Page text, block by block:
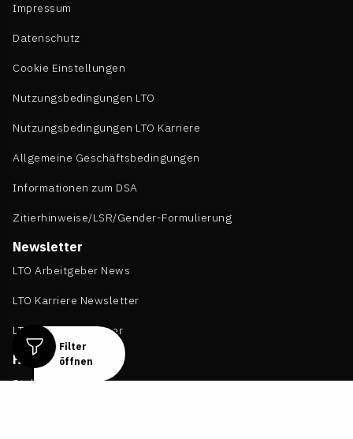
Filter
öffnen
Impressum
Datenschutz
Cookie Einstellungen
Nutzungsbedingungen LTO
Nutzungsbedingungen LTO Karriere
Allgemeine Geschäftsbedingungen
Informationen zum DSA
Zitierhinweise/LSR/Gender-Formulierung
Newsletter
LTO Arbeitgeber News
LTO Karriere Newsletter
LTO Daily Newsletter
Häufig gesucht
Stellenmarkt